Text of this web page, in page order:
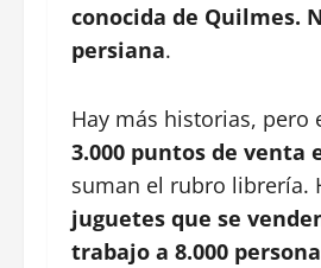
conocida de Quilmes.
persiana.
Hay más historias, pero
3.000 puntos de venta
suman el rubro librería.
juguetes que se
trabajo a 8.000